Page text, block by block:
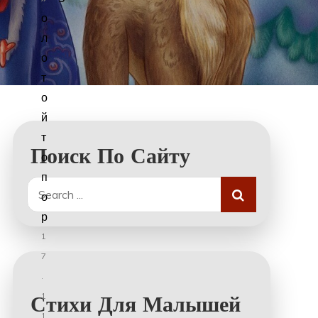
Поиск По Сайту
Search
for:
Стихи Для Малышей
о
л
о
т
о
й
т
о
п
о
р
1
7
.
1
1